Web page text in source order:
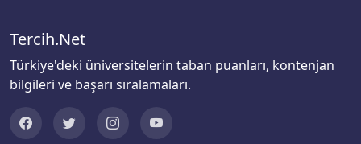
Biruni Üniversitesi
Bitlis Eren Üniversitesi
Boğaziçi Üniversitesi
Tercih.Net
Türkiye'deki üniversitelerin taban puanları, kontenjan
bilgileri ve başarı sıralamaları.